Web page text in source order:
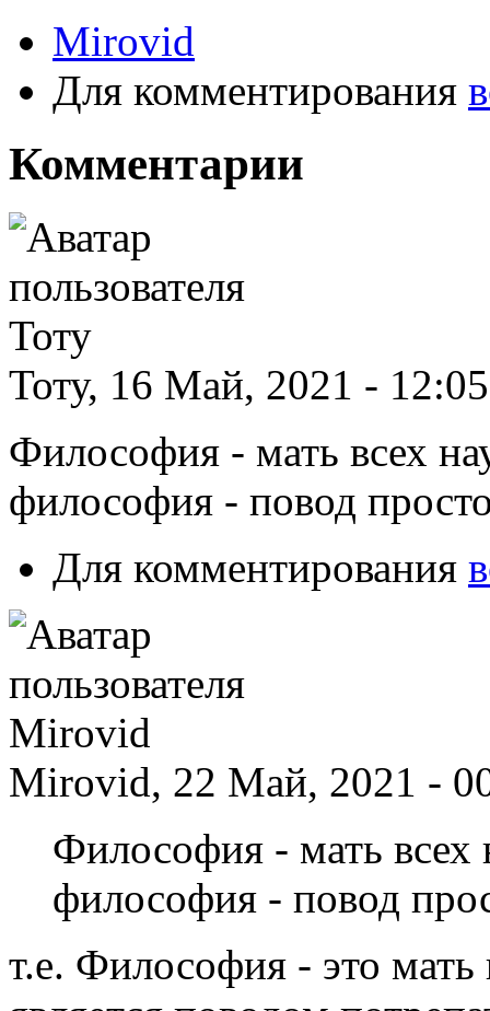
Mirovid
Для комментирования
Комментарии
Тоту, 16 Май, 2021 -
Философия - мать всех
философия - повод
Для комментирования
Mirovid, 22 Май, 2021 -
Философия - мать
философия - повод
т.е. Философия - это мать